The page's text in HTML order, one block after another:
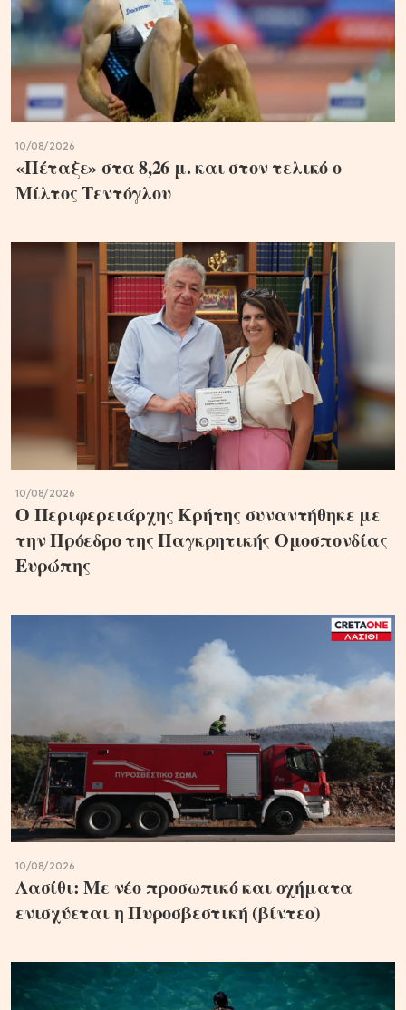
10/08/2026
«Πέταξε» στα 8,26 μ. και στον τελικό ο
Μίλτος Τεντόγλου
10/08/2026
Ο Περιφερειάρχης Κρήτης συναντήθηκε με
την Πρόεδρο της Παγκρητικής Ομοσπονδίας
Ευρώπης
10/08/2026
Λασίθι: Με νέο προσωπικό και οχήματα
ενισχύεται η Πυροσβεστική (βίντεο)